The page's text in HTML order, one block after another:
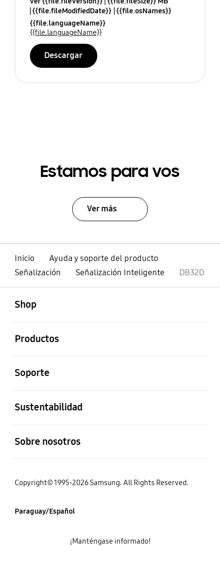
{{file.fileModifiedDate}} {{file.osNames}}
{{file.languageName}}
{{file.languageName}}
Descargar
Estamos para vos
Ver más
Inicio
Ayuda y soporte del producto
Señalización
Señalización Inteligente DB32D
Shop
Productos
Soporte
Sustentabilidad
Sobre nosotros
Copyright© 1995-2026 Samsung. All Rights Reserved.
Paraguay/Español
¡Manténgase informado!